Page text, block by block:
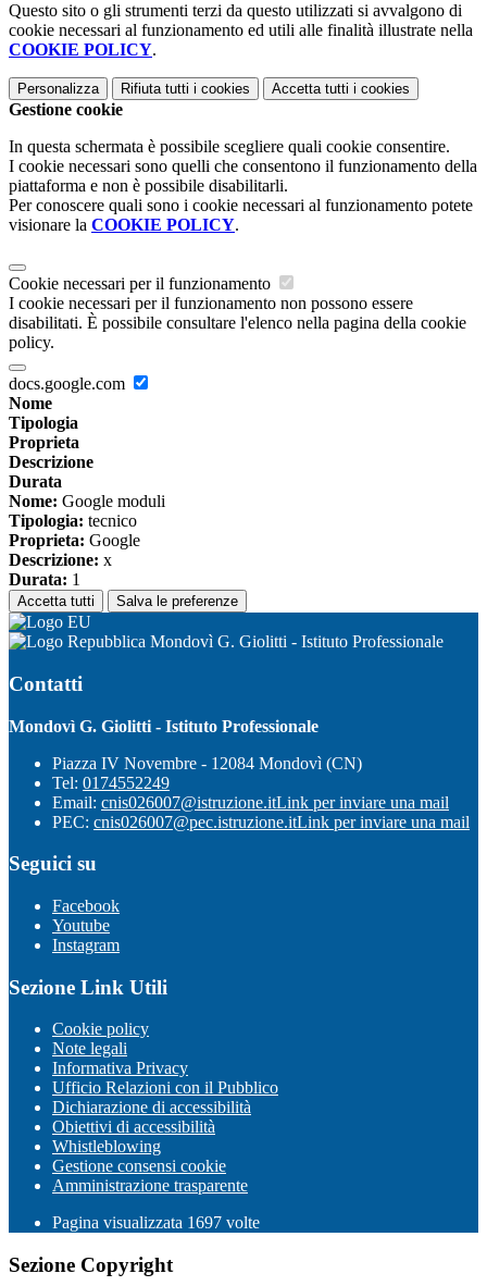
Questo sito o gli strumenti terzi da questo utilizzati si avvalgono di
cookie necessari al funzionamento ed utili alle finalità illustrate nella
COOKIE POLICY.
Personalizza Rifiuta tutti i cookies Accetta tutti i cookies
Gestione cookie
In questa schermata è possibile scegliere quali cookie consentire.
I cookie necessari sono quelli che consentono il funzionamento della
piattaforma e non è possibile disabilitarli.
Per conoscere quali sono i cookie necessari al funzionamento potete
visionare la COOKIE POLICY.
Cookie necessari per il funzionamento
I cookie necessari per il funzionamento non possono essere
disabilitati. È possibile consultare l'elenco nella pagina della cookie
policy.
docs.google.com
Nome
Tipologia
Proprieta
Descrizione
Durata
Nome: Google moduli
Tipologia: tecnico
Proprieta: Google
Descrizione: x
Durata: 1
Accetta tutti Salva le preferenze
Mondovì G. Giolitti - Istituto Professionale
Contatti
Mondovì G. Giolitti - Istituto Professionale
Piazza IV Novembre - 12084 Mondovì (CN)
Tel: 0174552249
Email: cnis026007@istruzione.itLink per inviare una mail
PEC: cnis026007@pec.istruzione.itLink per inviare una mail
Seguici su
Facebook
Youtube
Instagram
Sezione Link Utili
Cookie policy
Note legali
Informativa Privacy
Ufficio Relazioni con il Pubblico
Dichiarazione di accessibilità
Obiettivi di accessibilità
Whistleblowing
Gestione consensi cookie
Amministrazione trasparente
Pagina visualizzata 1697 volte
Sezione Copyright